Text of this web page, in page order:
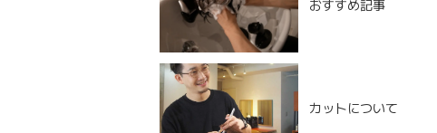
おすすめ記事
カットについて